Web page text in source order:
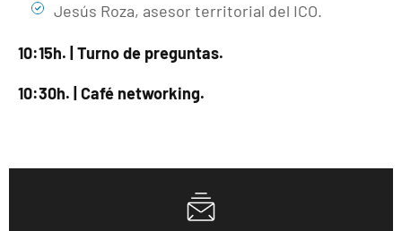
Jesús Roza, asesor territorial del ICO.
10:15h. | Turno de preguntas.
10:30h. | Café networking.